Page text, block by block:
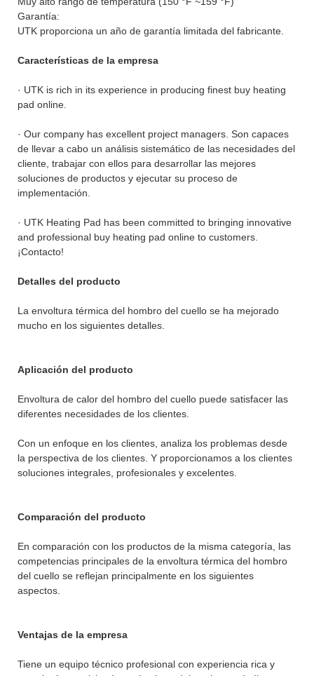
Garantía:
UTK proporciona un año de garantía limitada del fabricante.
Características de la empresa
· UTK is rich in its experience in producing finest buy heating
pad online.
· Our company has excellent project managers. Son capaces
de llevar a cabo un análisis sistemático de las necesidades del
cliente, trabajar con ellos para desarrollar las mejores
soluciones de productos y ejecutar su proceso de
implementación.
· UTK Heating Pad has been committed to bringing innovative
and professional buy heating pad online to customers.
¡Contacto!
Detalles del producto
La envoltura térmica del hombro del cuello se ha mejorado
mucho en los siguientes detalles.
Aplicación del producto
Envoltura de calor del hombro del cuello puede satisfacer las
diferentes necesidades de los clientes.
Con un enfoque en los clientes, analiza los problemas desde
la perspectiva de los clientes. Y proporcionamos a los clientes
soluciones integrales, profesionales y excelentes.
Comparación del producto
En comparación con los productos de la misma categoría, las
competencias principales de la envoltura térmica del hombro
del cuello se reflejan principalmente en los siguientes
aspectos.
Ventajas de la empresa
Tiene un equipo técnico profesional con experiencia rica y